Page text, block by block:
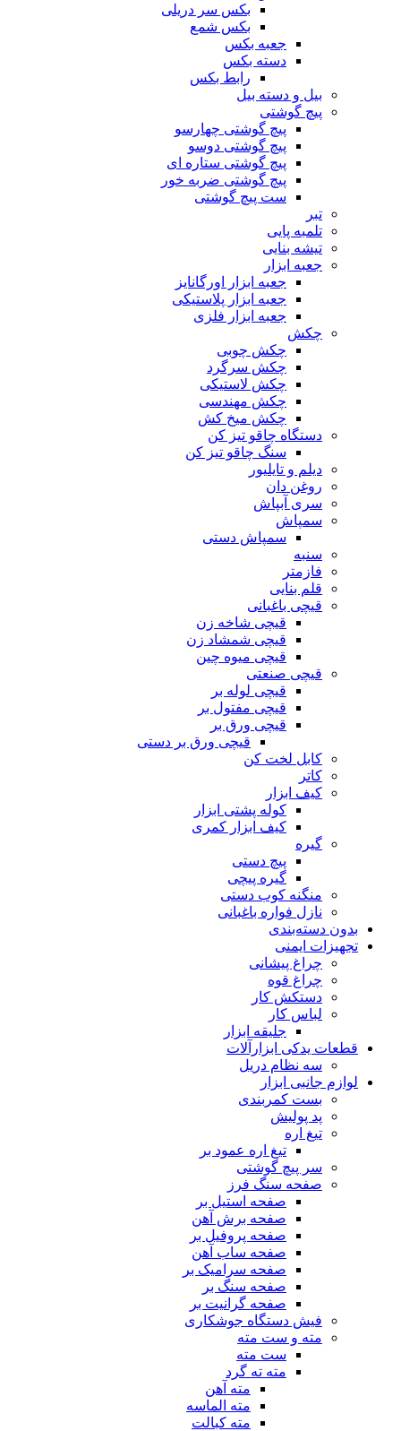
بکس سر دریلی
بکس شمع
جعبه بکس
دسته بکس
رابط بکس
بیل و دسته بیل
پیچ گوشتی
پیچ گوشتی چهارسو
پیچ گوشتی دوسو
پیچ گوشتی ستاره‌ ای
پیچ گوشتی ضربه خور
ست پیچ گوشتی
تبر
تلمبه پایی
تیشه بنایی
جعبه ابزار
جعبه ابزار اورگانایز
جعبه ابزار پلاستیکی
جعبه ابزار فلزی
چکش
چکش چوبی
چکش سرگرد
چکش لاستیکی
چکش مهندسی
چکش میخ کش
دستگاه چاقو تیز کن
سنگ چاقو تیز کن
دیلم و تایلیور
روغن دان
سری آبپاش
سمپاش
سمپاش دستی
سنبه
فازمتر
قلم بنایی
قیچی باغبانی
قیچی شاخه زن
قیچی شمشاد زن
قیچی میوه چین
قیچی صنعتی
قیچی لوله بر
قیچی مفتول بر
قیچی ورق بر
قیچی ورق بر دستی
کابل لخت کن
کاتر
کیف ابزار
کوله پشتی ابزار
کیف ابزار کمری
گیره
پیچ دستی
گیره پیچی
منگنه کوب دستی
نازل فواره باغبانی
بدون دسته‌بندی
تجهیزات ایمنی
چراغ پیشانی
چراغ قوه
دستکش کار
لباس کار
جلیقه ابزار
قطعات یدکی ابزارآلات
سه نظام دریل
لوازم جانبی ابزار
بست کمربندی
پد پولیش
تیغ اره
تیغ اره عمود بر
سر پیچ گوشتی
صفحه سنگ فرز
صفحه استیل بر
صفحه برش آهن
صفحه پروفیل بر
صفحه ساب آهن
صفحه سرامیک بر
صفحه سنگ بر
صفحه گرانیت بر
فیش دستگاه جوشکاری
مته و ست مته
ست مته
مته ته گرد
مته آهن
مته الماسه
مته کبالت